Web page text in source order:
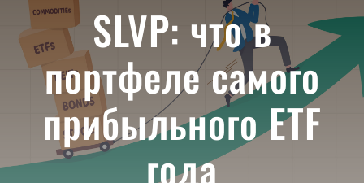
ЧТО ТАКОЕ ETF
ИНВЕСТИЦИИ В ETF
ТЕМАТИЧЕСКИЕ ETF
SLVP: что в
портфеле самого
прибыльного ETF
года